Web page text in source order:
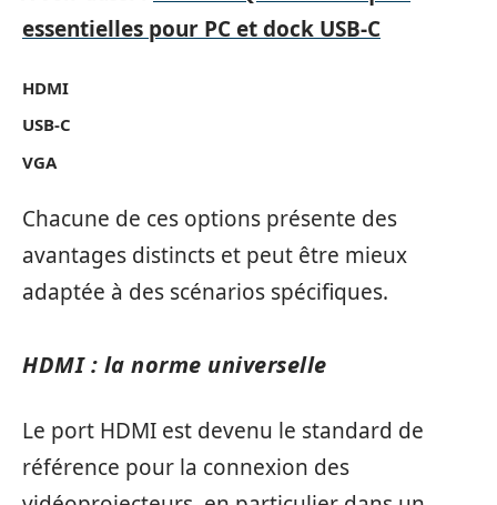
essentielles pour PC et dock USB-C
HDMI
USB-C
VGA
Chacune de ces options présente des
avantages distincts et peut être mieux
adaptée à des scénarios spécifiques.
HDMI : la norme universelle
Le port HDMI est devenu le standard de
référence pour la connexion des